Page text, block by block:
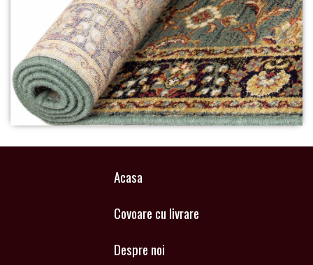
Acasa
Covoare cu livrare
Despre noi